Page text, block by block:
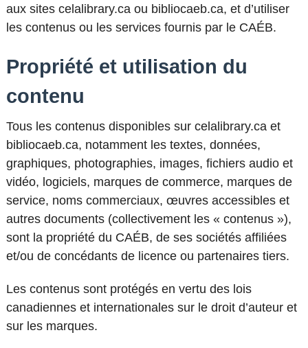
aux sites celalibrary.ca ou bibliocaeb.ca, et d’utiliser
les contenus ou les services fournis par le CAÉB.
Propriété et utilisation du
contenu
Tous les contenus disponibles sur celalibrary.ca et
bibliocaeb.ca, notamment les textes, données,
graphiques, photographies, images, fichiers audio et
vidéo, logiciels, marques de commerce, marques de
service, noms commerciaux, œuvres accessibles et
autres documents (collectivement les « contenus »),
sont la propriété du CAÉB, de ses sociétés affiliées
et/ou de concédants de licence ou partenaires tiers.
Les contenus sont protégés en vertu des lois
canadiennes et internationales sur le droit d’auteur et
sur les marques.